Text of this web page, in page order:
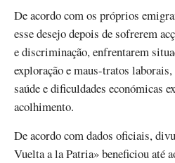
De acordo com os próprios
esse desejo depois de sofrerem
e discriminação, enfrentarem
exploração e maus-tratos
saúde e dificuldades económicas
acolhimento.
De acordo com dados oficiais,
Vuelta a la Patria» beneficiou até